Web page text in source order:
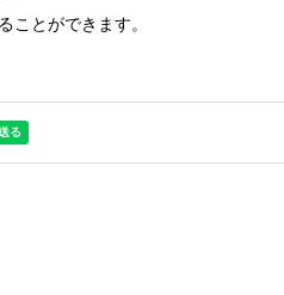
ことができます。